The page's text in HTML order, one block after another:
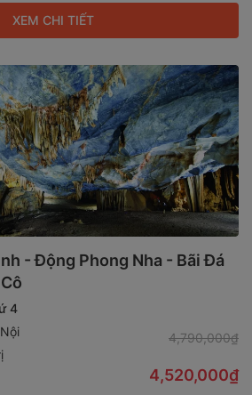
XEM CHI TIẾT
- Động Phong Nha - Bãi Đá
4,790,000₫
4,520,000₫
4